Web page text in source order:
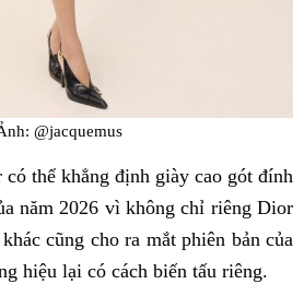
@jacquemus
có thể khẳng định giày cao gót đính
năm 2026 vì không chỉ riêng Dior
cũng cho ra mắt phiên bản của
hiệu lại có cách biến tấu riêng.